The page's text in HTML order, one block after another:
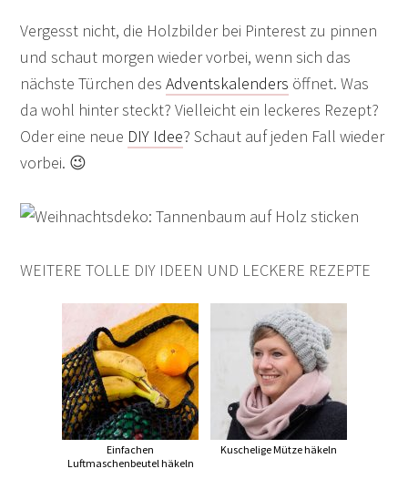
Vergesst nicht, die Holzbilder bei Pinterest zu pinnen
und schaut morgen wieder vorbei, wenn sich das
nächste Türchen desAdventskalenders öffnet. Was
da wohl hinter steckt? Vielleicht ein leckeres Rezept?
Oder eine neue DIY Idee? Schaut auf jeden Fall wieder
vorbei. 😉
WEITERE TOLLE DIY IDEEN UND LECKERE REZEPTE
Einfachen
Luftmaschenbeutel häkeln
Kuschelige Mütze häkeln